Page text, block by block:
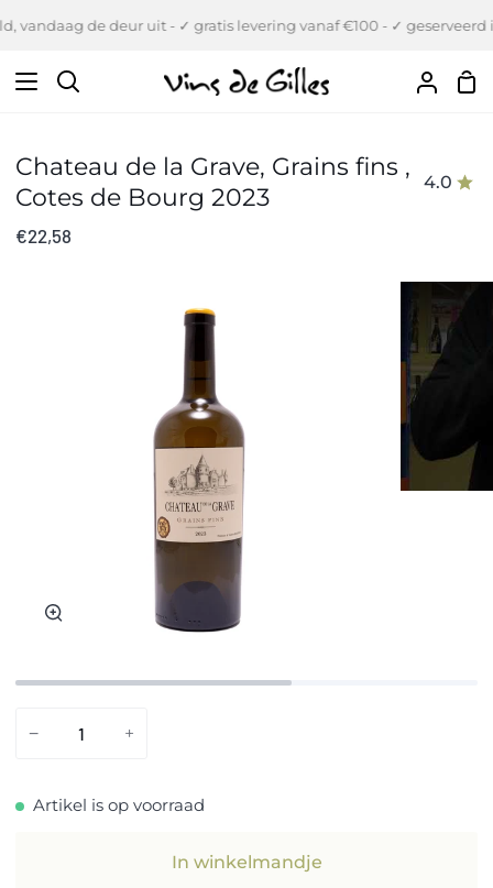
naar
inhoud
de deur uit - ✓ gratis levering vanaf €100 - ✓ geserveerd
Zoeken
Uw
Chateau de la Grave, Grains fins ,
Cotes de Bourg 2023
4.0
€22,58
− +
Artikel is op voorraad
In winkelmandje